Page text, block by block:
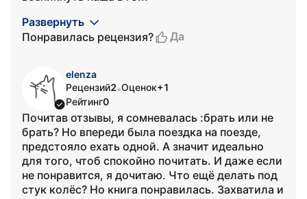
Развернуть
Понравилась рецензия?
Да
elenza
Рецензий2•Оценок+1
Рейтинг0
Почитав отзывы, я сомневалась :брать или не
брать? Но впереди была поездка на поезде,
предстояло ехать одной. А значит идеально
для того, чтоб спокойно почитать. И даже если
не понравится, я дочитаю. Что ещё делать под
стук колёс? Но книга понравилась. Захватила и